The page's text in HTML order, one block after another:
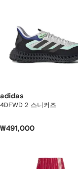
adidas
4DFWD 2 스니커즈
₩491,000